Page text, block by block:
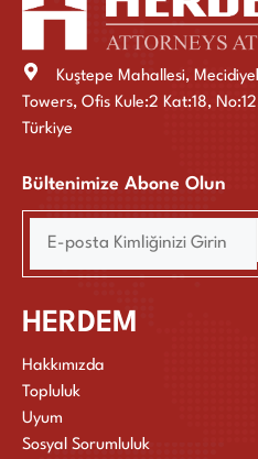
Kuştepe Mahallesi,
Towers, Ofis Kule:2 Kat:18,
Türkiye
Bültenimize Abone Olun
HERDEM
Hakkımızda
Topluluk
Uyum
Sosyal Sorumluluk